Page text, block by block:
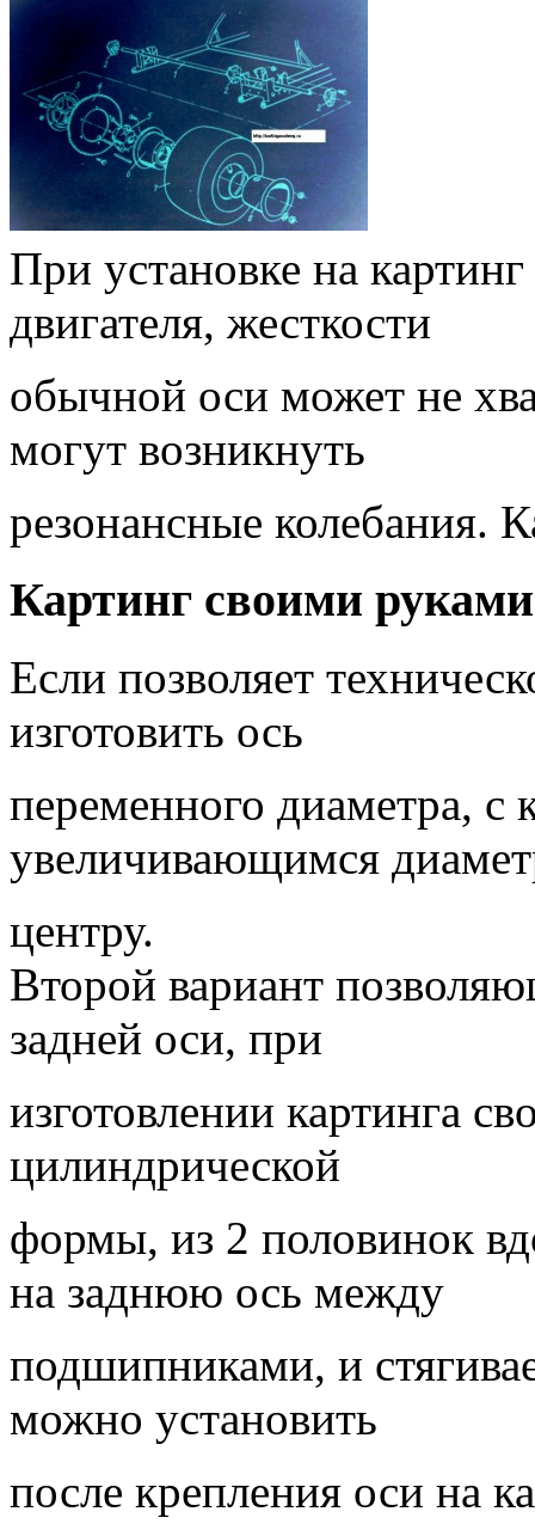
При установке на
двигателя, жесткости
обычной оси может не
могут возникнуть
резонансные колебания.
Картинг своими
Если позволяет
изготовить ось
переменного диаметра, с
увеличивающимся
центру.
Второй вариант
задней оси, при
изготовлении картинга
цилиндрической
формы, из 2 половинок
на заднюю ось между
подшипниками, и
можно установить
после крепления оси на